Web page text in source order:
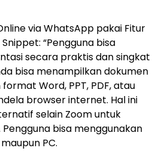
via WhatsApp pakai Fitur
“Pengguna bisa
secara praktis dan singkat
bisa menampilkan dokumen
Word, PPT, PDF, atau
browser internet. Hal ini
selain Zoom untuk
bisa menggunakan
PC.